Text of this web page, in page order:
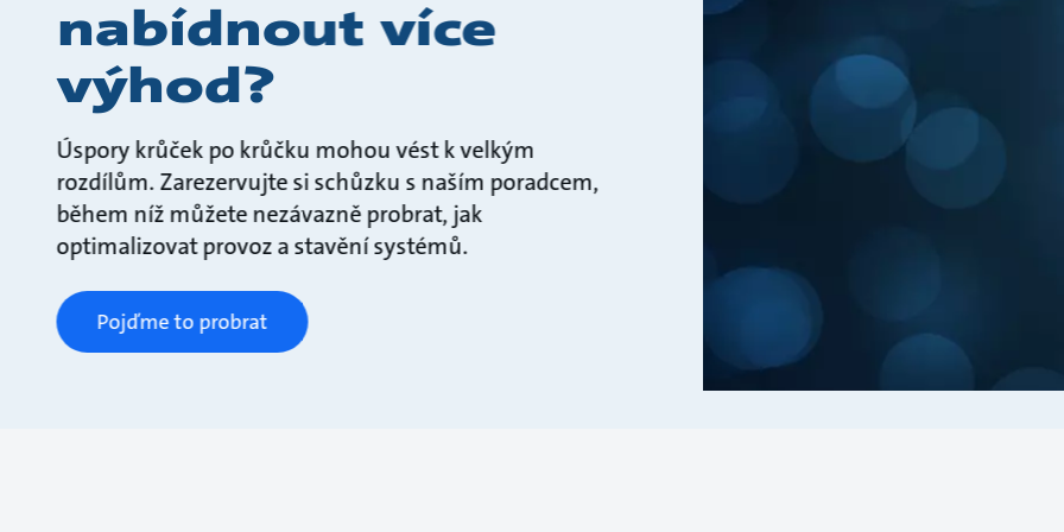
nabídnout více
výhod?
Úspory krůček po krůčku mohou vést k velkým
rozdílům. Zarezervujte si schůzku s naším poradcem,
během níž můžete nezávazně probrat, jak
optimalizovat provoz a stavění systémů.
Pojďme to probrat